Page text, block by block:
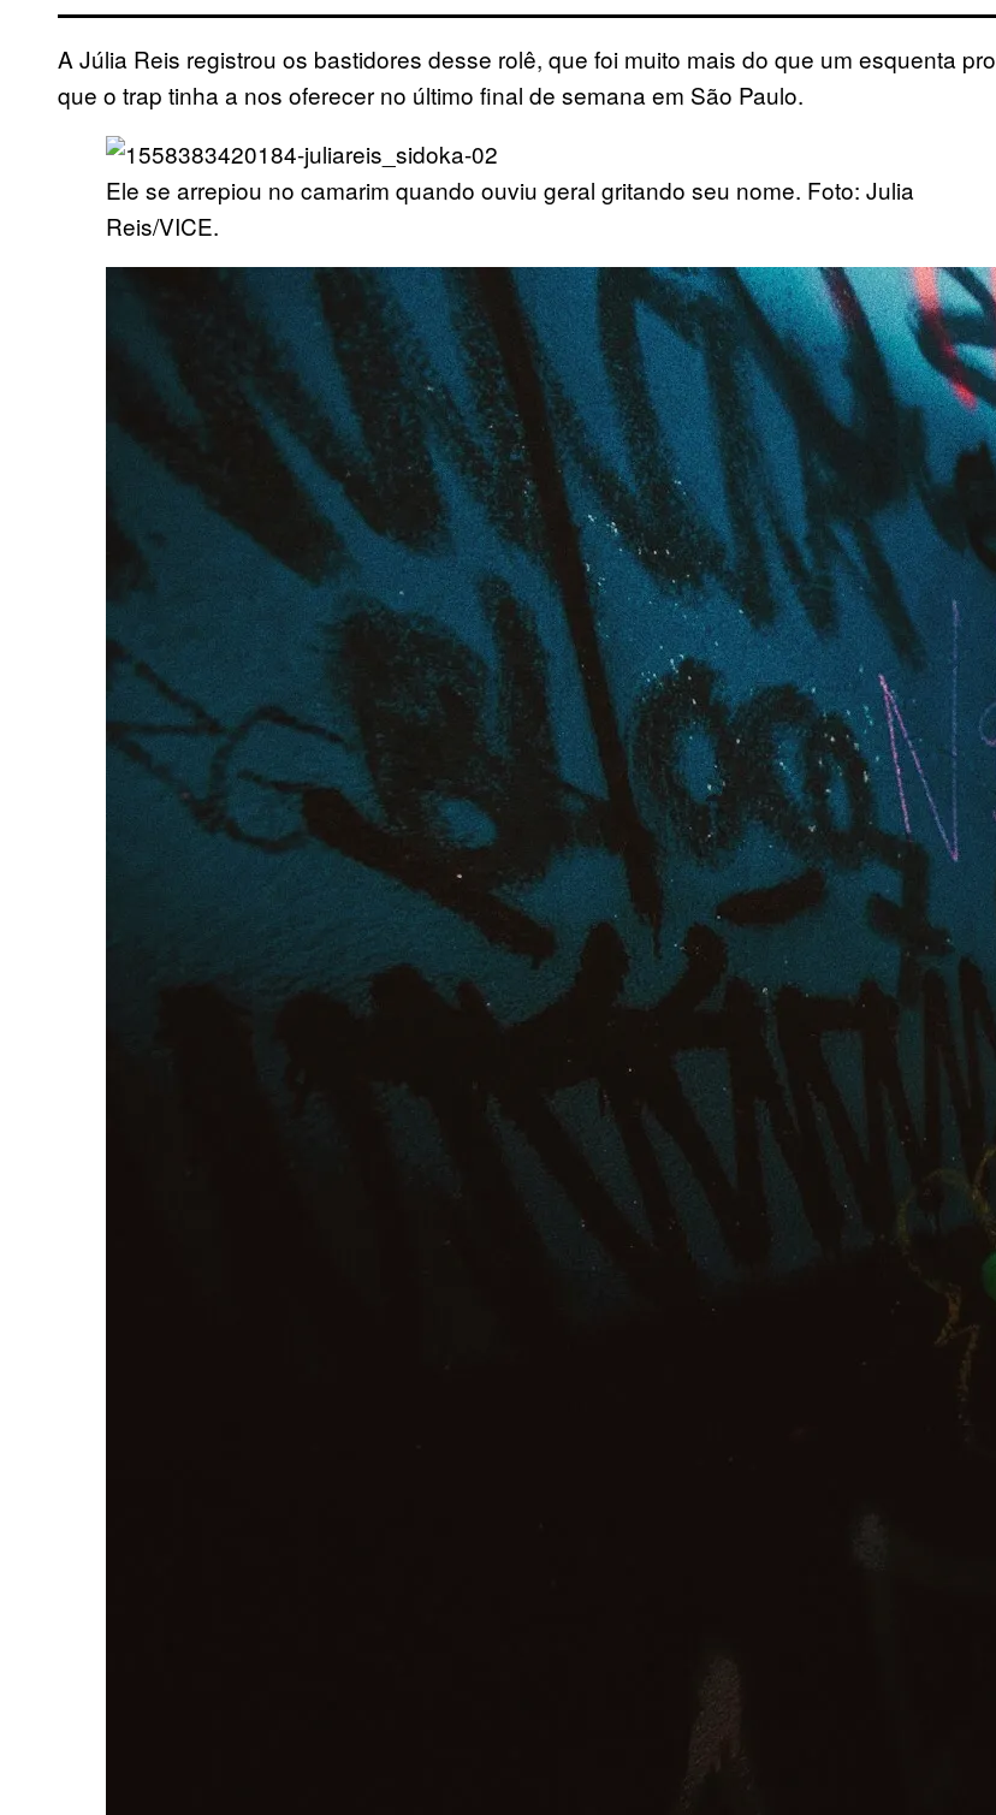
A Júlia Reis registrou os bastidores desse rolê, que foi muito mais do que um esquenta pro
que o trap tinha a nos oferecer no último final de semana em São Paulo.
Ele se arrepiou no camarim quando ouviu geral gritando seu nome. Foto: Julia
Reis/VICE.